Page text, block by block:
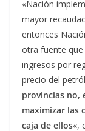
«Nación
mayor
entonces
otra fuente
ingresos por
precio del
provincias no,
maximizar las
caja de ellos«,